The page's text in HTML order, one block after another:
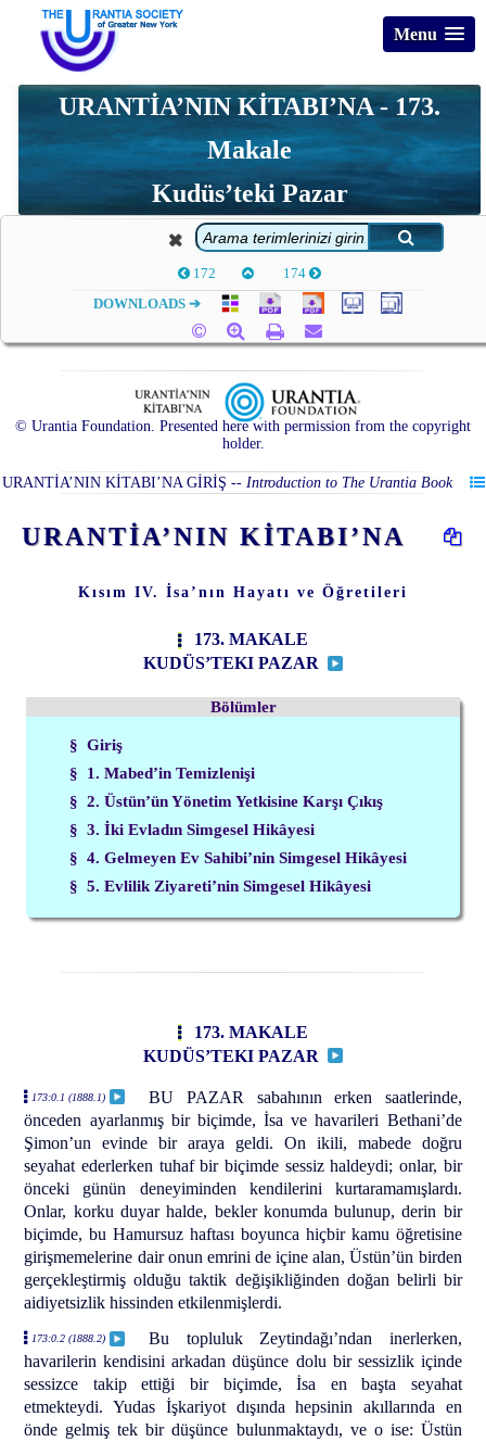
Menu
URANTİA’NIN KİTABI’NA - 173.
Makale
Kudüs’teki Pazar
172 174
DOWNLOADS ➔
© Urantia Foundation. Presented here with permission from the copyright
holder.
URANTİA’NIN KİTABI’NA GİRİŞ -- Introduction to The Urantia Book
URANTİA’NIN KİTABI’NA
Kısım IV. İsa’nın Hayatı ve Öğretileri
173. MAKALE
KUDÜS’TEKI PAZAR
Bölümler
§ Giriş
§ 1. Mabed’in Temizlenişi
§ 2. Üstün’ün Yönetim Yetkisine Karşı Çıkış
§ 3. İki Evladın Simgesel Hikâyesi
§ 4. Gelmeyen Ev Sahibi’nin Simgesel Hikâyesi
§ 5. Evlilik Ziyareti’nin Simgesel Hikâyesi
173. MAKALE
KUDÜS’TEKI PAZAR
173:0.1 (1888.1)
BU PAZAR sabahının erken saatlerinde,
önceden ayarlanmış bir biçimde, İsa ve havarileri Bethani’de
Şimon’un evinde bir araya geldi. On ikili, mabede doğru
seyahat ederlerken tuhaf bir biçimde sessiz haldeydi; onlar, bir
önceki günün deneyiminden kendilerini kurtaramamışlardı.
Onlar, korku duyar halde, bekler konumda bulunup, derin bir
biçimde, bu Hamursuz haftası boyunca hiçbir kamu öğretisine
girişmemelerine dair onun emrini de içine alan, Üstün’ün birden
gerçekleştirmiş olduğu taktik değişikliğinden doğan belirli bir
aidiyetsizlik hissinden etkilenmişlerdi.
173:0.2 (1888.2)
Bu topluluk Zeytindağı’ndan inerlerken,
havarilerin kendisini arkadan düşünce dolu bir sessizlik içinde
sessizce takip ettiği bir biçimde, İsa en başta seyahat
etmekteydi. Yudas İşkariyot dışında hepsinin akıllarında en
önde gelmiş tek bir düşünce bulunmaktaydı, ve o ise: Üstün